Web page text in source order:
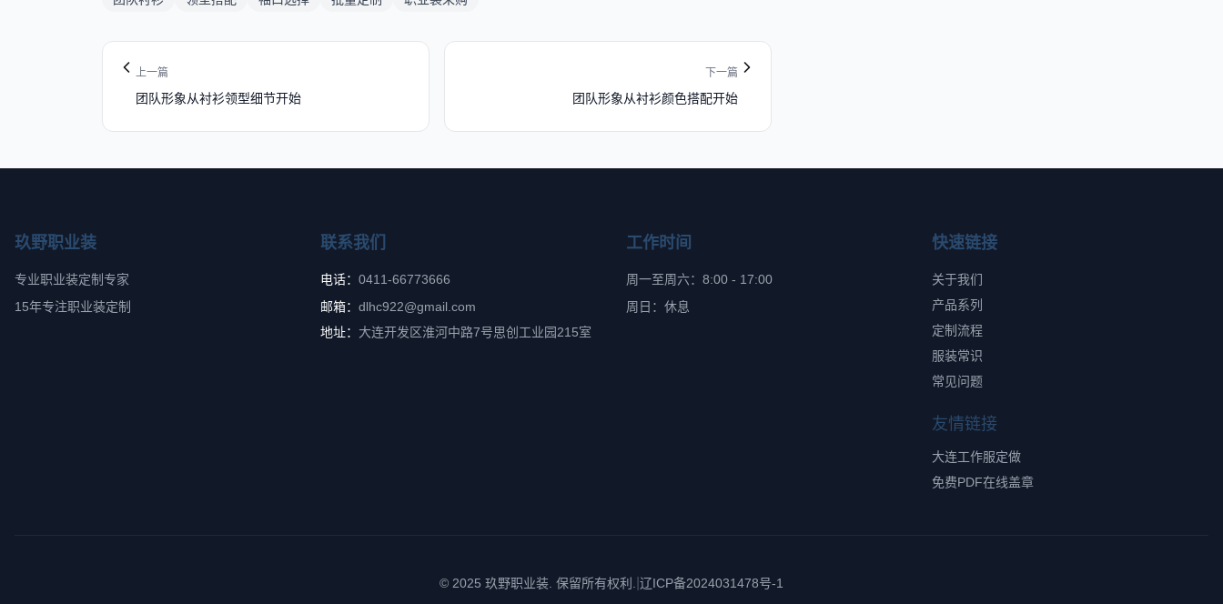
上一篇
团队形象从衬衫领型细节开始
下一篇
团队形象从衬衫颜色搭配开始
玖野职业装
专业职业装定制专家
15年专注职业装定制
联系我们
电话： 0411-66773666
邮箱： dlhc922@gmail.com
地址： 大连开发区淮河中路7号思创工业园215室
工作时间
周一至周六：8:00 - 17:00
周日：休息
快速链接
关于我们
产品系列
定制流程
服装常识
常见问题
友情链接
大连工作服定做
免费PDF在线盖章
© 2025 玖野职业装. 保留所有权利. 辽ICP备2024031478号-1